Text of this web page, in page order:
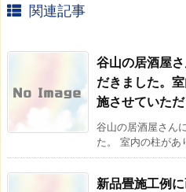
関連記事
谷山の居酒屋
だきました。
施させていた
谷山の居酒屋さん
た。 室内の柱があ
新品畳施工例